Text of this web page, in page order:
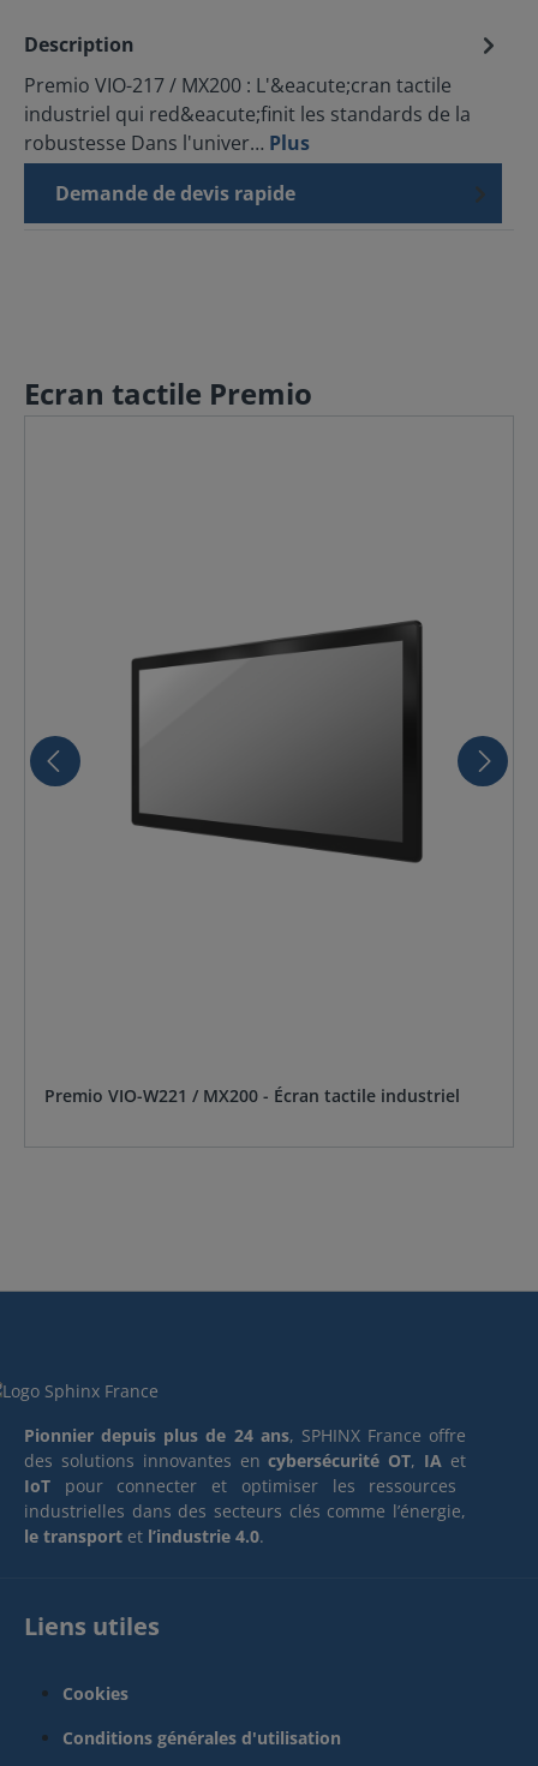
Description
Premio VIO-217 / MX200 : L'&eacute;cran tactile
industriel qui red&eacute;finit les standards de la
robustesse Dans l'univer… Plus
Demande de devis rapide
Ecran tactile Premio
Premio VIO-W221 / MX200 - Écran tactile industriel
Pionnier depuis plus de 24 ans, SPHINX France offre
des solutions innovantes encybersécurité OT, IA et
IoT pour connecter et optimiser les ressources
industrielles dans des secteurs clés comme l’énergie,
le transport et l’industrie 4.0.
Liens utiles
Cookies
Conditions générales d'utilisation